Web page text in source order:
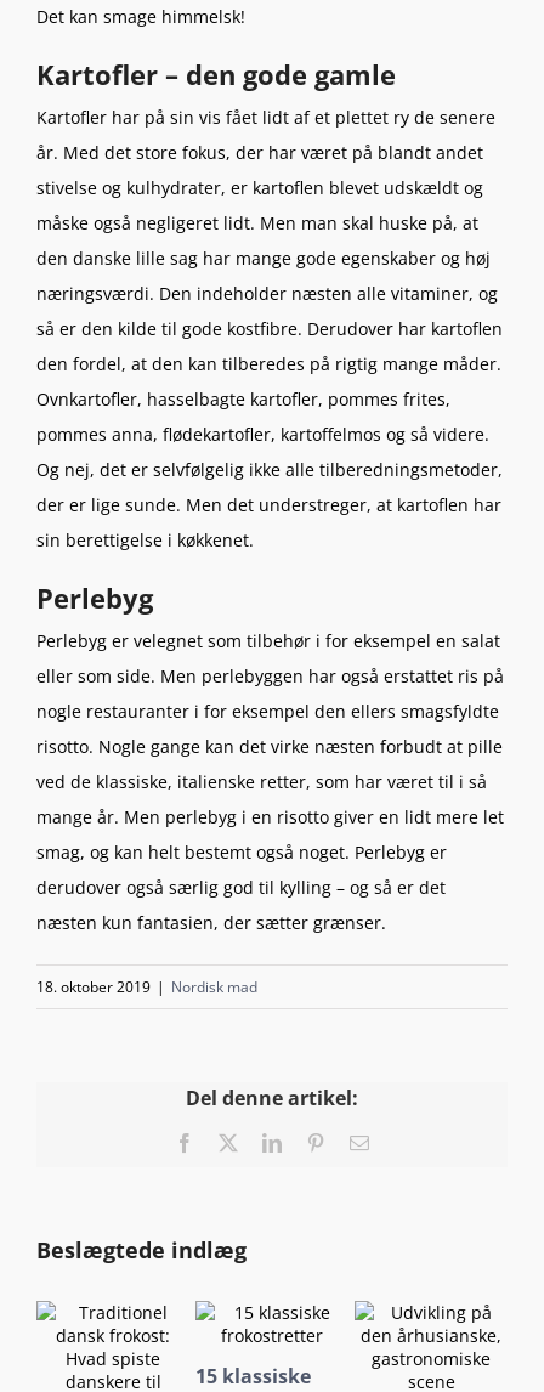
Det kan smage himmelsk!
Kartofler – den gode gamle
Kartofler har på sin vis fået lidt af et plettet ry de senere
år. Med det store fokus, der har været på blandt andet
stivelse og kulhydrater, er kartoflen blevet udskældt og
måske også negligeret lidt. Men man skal huske på, at
den danske lille sag har mange gode egenskaber og høj
næringsværdi. Den indeholder næsten alle vitaminer, og
så er den kilde til gode kostfibre. Derudover har kartoflen
den fordel, at den kan tilberedes på rigtig mange måder.
Ovnkartofler, hasselbagte kartofler, pommes frites,
pommes anna, flødekartofler, kartoffelmos og så videre.
Og nej, det er selvfølgelig ikke alle tilberedningsmetoder,
der er lige sunde. Men det understreger, at kartoflen har
sin berettigelse i køkkenet.
Perlebyg
Perlebyg er velegnet som tilbehør i for eksempel en salat
eller som side. Men perlebyggen har også erstattet ris på
nogle restauranter i for eksempel den ellers smagsfyldte
risotto. Nogle gange kan det virke næsten forbudt at pille
ved de klassiske, italienske retter, som har været til i så
mange år. Men perlebyg i en risotto giver en lidt mere let
smag, og kan helt bestemt også noget. Perlebyg er
derudover også særlig god til kylling – og så er det
næsten kun fantasien, der sætter grænser.
18. oktober 2019 | Nordisk mad
Del denne artikel:
Facebook LinkedInPinterest
E-
Beslægtede indlæg
15 klassiske